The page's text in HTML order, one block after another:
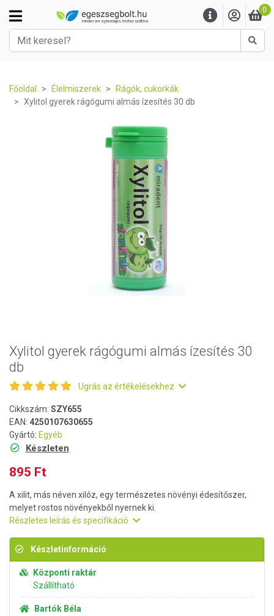
0
Főoldal Élelmiszerek
Rágók, cukorkák
Xylitol gyerek rágógumi almás ízesítés 30 db
Xylitol gyerek rágógumi almás ízesítés 30
db
Ugrás az értékelésekhez
Cikkszám: SZY655
EAN: 4250107630655
Gyártó: Egyéb
Készleten
895 Ft
A xilit, más néven xilóz, egy természetes növényi édesítőszer,
melyet rostos növényekből nyernek ki.
Részletes leírás és specifikáció
Készletinformáció
Központi raktár
Szállítható
Bartók Béla